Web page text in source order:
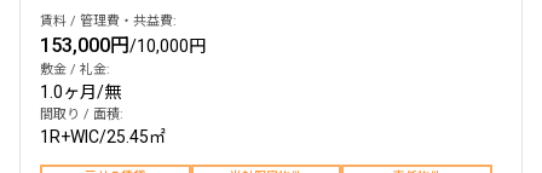
賃料 / 管理費・共益費:
153,000円/10,000円
敷金 / 礼金:
1.0ヶ月/無
間取り / 面積:
1R+WIC/25.45㎡